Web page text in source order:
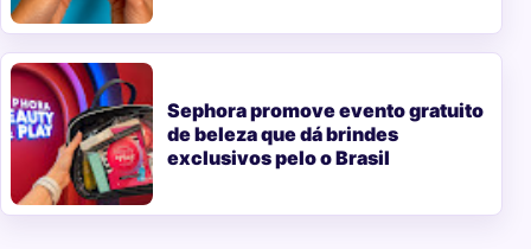
Sephora promove evento gratuito
de beleza que dá brindes
exclusivos pelo o Brasil